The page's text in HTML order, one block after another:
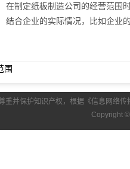
在制定纸板制造公司的经营范围
结合企业的实际情况，比如企业
围
重并保护知识产权，根据《信息网络
Copyright